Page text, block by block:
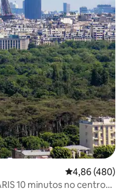
4,86 de uma
4,86 (480)
10 minutos no centro